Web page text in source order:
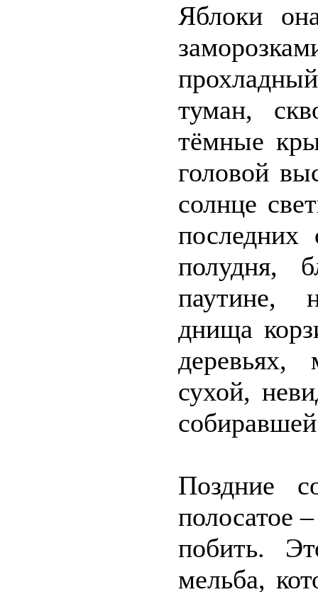
Яблоки
туман,
тёмные
головой
солнце
последних
полудня,
паутине,
днища
деревьях,
сухой,
Поздние
полосатое
побить.
мельба,